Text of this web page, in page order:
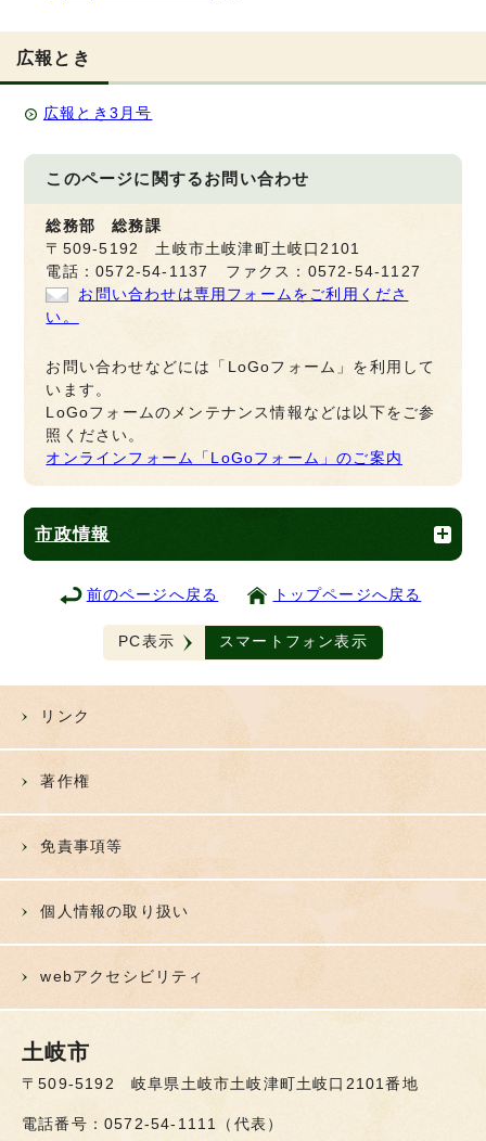
広報とき
広報とき3月号
このページに関するお問い合わせ
総務部 総務課
〒509-5192 土岐市土岐津町土岐口2101
電話：0572-54-1137 ファクス：0572-54-1127
お問い合わせは専用フォームをご利用くださ
い。
お問い合わせなどには「LoGoフォーム」を利用して
います。
LoGoフォームのメンテナンス情報などは以下をご参
照ください。
オンラインフォーム「LoGoフォーム」のご案内
市政情報
前のページへ戻る トップページへ戻る
PC表示 スマートフォン表示
リンク
著作権
免責事項等
個人情報の取り扱い
webアクセシビリティ
土岐市
〒509-5192 岐阜県土岐市土岐津町土岐口2101番地
電話番号：0572-54-1111（代表）